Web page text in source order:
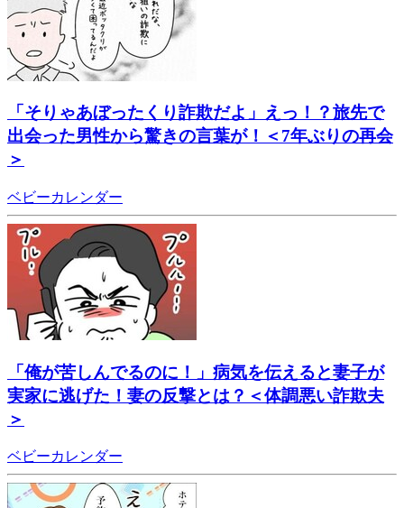
「そりゃあぼったくり詐欺だよ」えっ！？旅先で
出会った男性から驚きの言葉が！＜7年ぶりの再会
＞
ベビーカレンダー
「俺が苦しんでるのに！」病気を伝えると妻子が
実家に逃げた！妻の反撃とは？＜体調悪い詐欺夫
＞
ベビーカレンダー